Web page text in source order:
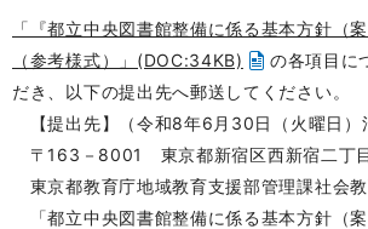
「『都立中央図書館整備に係る基本方針（
（参考様式）」(DOC:34KB)
の各項目に
だき、以下の提出先へ郵送してください。
【提出先】（令和8年6月30日（火曜日）
〒163－8001 東京都新宿区西新宿二丁
東京都教育庁地域教育支援部管理課社会
「都立中央図書館整備に係る基本方針（